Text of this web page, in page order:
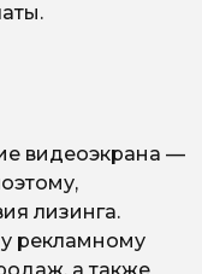
видеоэкрана —
лизинга.
рекламному